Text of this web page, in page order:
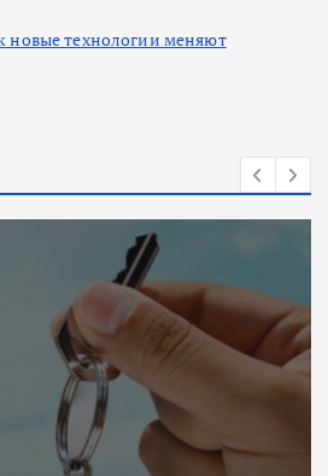
новые технологии меняют